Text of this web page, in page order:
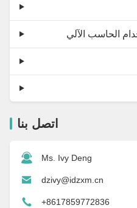
الحاسب الآلي
اتصل بنا
Ms. Ivy Deng
dzivy@idzxm.cn
+8617859772836